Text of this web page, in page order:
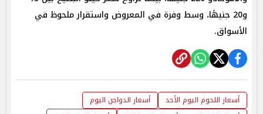
و20 جنيهًا، وسط وفرة في المعروض واستقرار ملحوظ في
الأسواق.
أسعار اللحوم اليوم الأحد
أسعار الدواجن اليوم